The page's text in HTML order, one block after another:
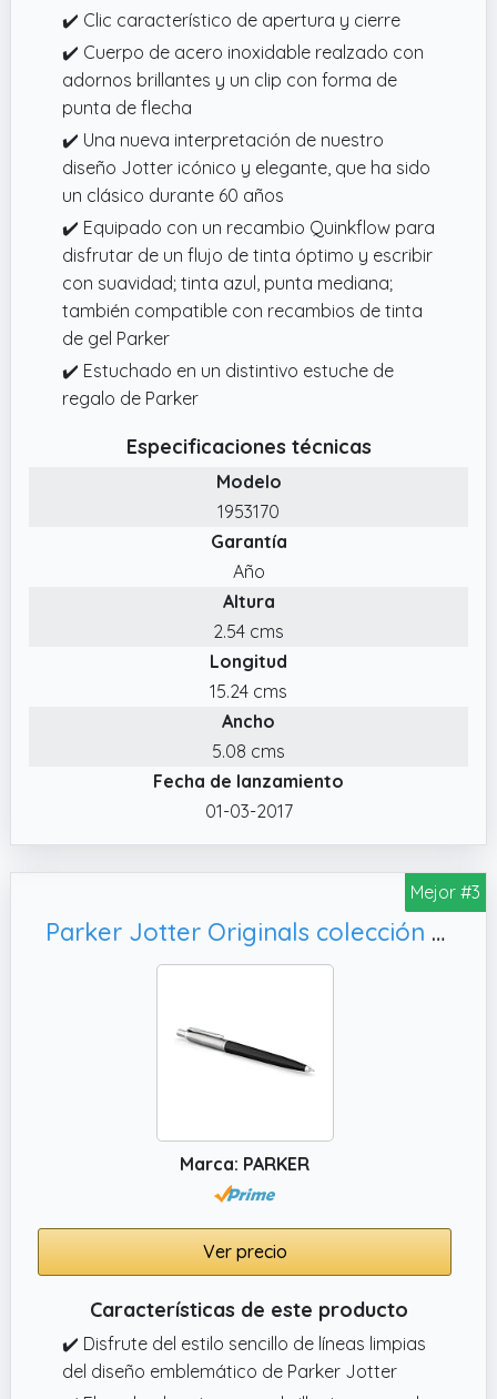
✔️ Clic característico de apertura y cierre
✔️ Cuerpo de acero inoxidable realzado con
adornos brillantes y un clip con forma de
punta de flecha
✔️ Una nueva interpretación de nuestro
diseño Jotter icónico y elegante, que ha sido
un clásico durante 60 años
✔️ Equipado con un recambio Quinkflow para
disfrutar de un flujo de tinta óptimo y escribir
con suavidad; tinta azul, punta mediana;
también compatible con recambios de tinta
de gel Parker
✔️ Estuchado en un distintivo estuche de
regalo de Parker
Especificaciones técnicas
Modelo
1953170
Garantía
Año
Altura
2.54 cms
Longitud
15.24 cms
Ancho
5.08 cms
Fecha de lanzamiento
01-03-2017
Mejor #3
Parker Jotter Originals colección de bolígrafos | acabado retro negro | punta mediana | tinta azul
Marca: PARKER
Ver precio
Características de este producto
✔️ Disfrute del estilo sencillo de líneas limpias
del diseño emblemático de Parker Jotter